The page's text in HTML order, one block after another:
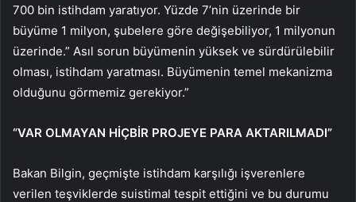
700 bin istihdam yaratıyor. Yüzde 7’nin üzerinde bir
büyüme 1 milyon, şubelere göre değişebiliyor, 1 milyonun
üzerinde.” Asıl sorun büyümenin yüksek ve sürdürülebilir
olması, istihdam yaratması. Büyümenin temel mekanizma
olduğunu görmemiz gerekiyor.”
“VAR OLMAYAN HİÇBİR PROJEYE PARA AKTARILMADI”
Bakan Bilgin, geçmişte istihdam karşılığı işverenlere
verilen teşviklerde suistimal tespit ettiğini ve bu durumu